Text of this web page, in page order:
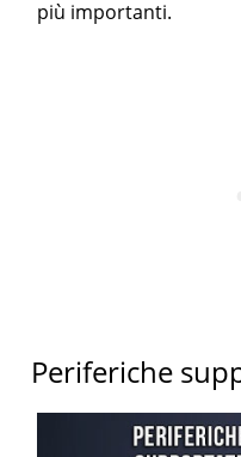
più importanti.
Periferiche